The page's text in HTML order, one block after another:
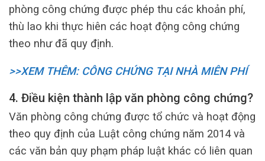
phòng công chứng được phép thu các khoản phí,
thù lao khi thực hiên các hoạt động công chứng
theo như đã quy định.
>>XEM THÊM: CÔNG CHỨNG TẠI NHÀ MIÊN PHÍ
4. Điều kiện thành lập văn phòng công chứng?
Văn phòng công chứng được tổ chức và hoạt động
theo quy định của Luật công chứng năm 2014 và
các văn bản quy phạm pháp luật khác có liên quan